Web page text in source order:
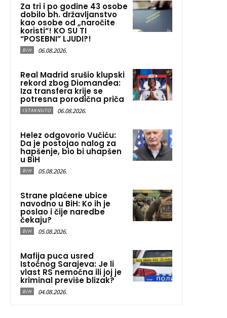
Za tri i po godine 43 osobe
dobilo bh. državljanstvo
kao osobe od „naročite
koristi“! KO SU TI
“POSEBNI” LJUDI?!
BIH 06.08.2026.
Real Madrid srušio klupski
rekord zbog Diomandea:
Iza transfera krije se
potresna porodična priča
ISTAKNUTO 06.08.2026.
Helez odgovorio Vučiću:
Da je postojao nalog za
hapšenje, bio bi uhapšen
u BiH
BIH 05.08.2026.
Strane plaćene ubice
navodno u BiH: Ko ih je
poslao i čije naredbe
čekaju?
BIH 05.08.2026.
Mafija puca usred
Istočnog Sarajeva: Je li
vlast RS nemoćna ili joj je
kriminal previše blizak?
BIH 04.08.2026.